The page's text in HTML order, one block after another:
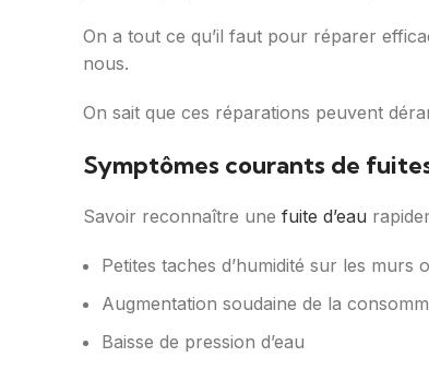
On a tout ce qu’il faut pour réparer
nous.
On sait que ces réparations peuvent
Symptômes courants de
Savoir reconnaître une fuite d’eau
Petites taches d’humidité sur les murs
Augmentation soudaine de la
Baisse de pression d’eau